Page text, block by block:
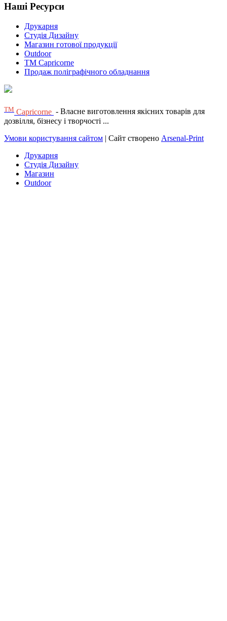
Наші Ресурси
Друкарня
Студія Дизайну
Магазин готової продукції
Outdoor
TM Capricorne
Продаж поліграфічного обладнання
ТМ Capricorne - Власне виготовлення якісних товарів для
дозвілля, бізнесу і творчості ...
Умови користування сайтом | Сайт створено Arsenal-Print
Друкарня
Студія Дизайну
Магазин
Outdoor